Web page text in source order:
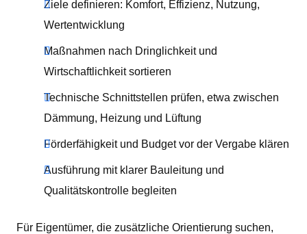
Ziele definieren: Komfort, Effizienz, Nutzung,
Wertentwicklung
Maßnahmen nach Dringlichkeit und
Wirtschaftlichkeit sortieren
Technische Schnittstellen prüfen, etwa zwischen
Dämmung, Heizung und Lüftung
Förderfähigkeit und Budget vor der Vergabe klären
Ausführung mit klarer Bauleitung und
Qualitätskontrolle begleiten
Für Eigentümer, die zusätzliche Orientierung suchen,